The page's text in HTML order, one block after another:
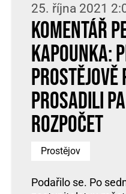
25. října 2021
Komentář
Kapounka:
Prostějově
prosadili
rozpočet
Prostějov
Podařilo se. Po